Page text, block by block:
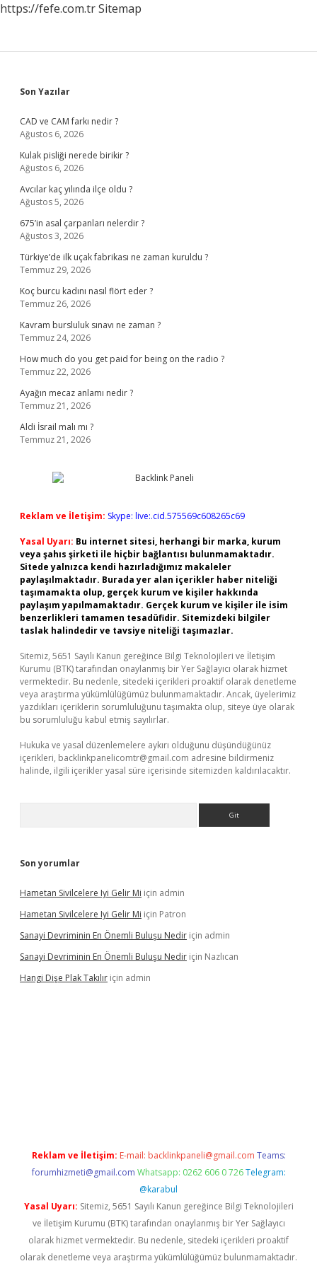
https://fefe.com.trSitemap
Sidebar
Son Yazılar
CAD ve CAM farkı nedir ?
Ağustos 6, 2026
Kulak pisliği nerede birikir ?
Ağustos 6, 2026
Avcılar kaç yılında ilçe oldu ?
Ağustos 5, 2026
675’in asal çarpanları nelerdir ?
Ağustos 3, 2026
Türkiye’de ilk uçak fabrikası ne zaman kuruldu ?
Temmuz 29, 2026
Koç burcu kadını nasıl flört eder ?
Temmuz 26, 2026
Kavram bursluluk sınavı ne zaman ?
Temmuz 24, 2026
How much do you get paid for being on the radio ?
Temmuz 22, 2026
Ayağın mecaz anlamı nedir ?
Temmuz 21, 2026
Aldi İsrail malı mı ?
Temmuz 21, 2026
Reklam ve İletişim: Skype: live:.cid.575569c608265c69
Yasal Uyarı: Bu internet sitesi, herhangi bir marka, kurum
veya şahıs şirketi ile hiçbir bağlantısı bulunmamaktadır.
Sitede yalnızca kendi hazırladığımız makaleler
paylaşılmaktadır. Burada yer alan içerikler haber niteliği
taşımamakta olup, gerçek kurum ve kişiler hakkında
paylaşım yapılmamaktadır. Gerçek kurum ve kişiler ile isim
benzerlikleri tamamen tesadüfidir. Sitemizdeki bilgiler
taslak halindedir ve tavsiye niteliği taşımazlar.
Sitemiz, 5651 Sayılı Kanun gereğince Bilgi Teknolojileri ve İletişim
Kurumu (BTK) tarafından onaylanmış bir Yer Sağlayıcı olarak hizmet
vermektedir. Bu nedenle, sitedeki içerikleri proaktif olarak denetleme
veya araştırma yükümlülüğümüz bulunmamaktadır. Ancak, üyelerimiz
yazdıkları içeriklerin sorumluluğunu taşımakta olup, siteye üye olarak
bu sorumluluğu kabul etmiş sayılırlar.
Hukuka ve yasal düzenlemelere aykırı olduğunu düşündüğünüz
içerikleri, backlinkpanelicomtr@gmail.com adresine bildirmeniz
halinde, ilgili içerikler yasal süre içerisinde sitemizden kaldırılacaktır.
Son yorumlar
Hametan Sivilcelere Iyi Gelir Mi için admin
Hametan Sivilcelere Iyi Gelir Mi için Patron
Sanayi Devriminin En Önemli Buluşu Nedir için admin
Sanayi Devriminin En Önemli Buluşu Nedir için Nazlıcan
Hangi Dişe Plak Takılır için admin
Reklam ve İletişim: E-mail: backlinkpaneli@gmail.com Teams:
forumhizmeti@gmail.com Whatsapp: 0262 606 0 726 Telegram:
@karabul
Yasal Uyarı: Sitemiz, 5651 Sayılı Kanun gereğince Bilgi Teknolojileri
ve İletişim Kurumu (BTK) tarafından onaylanmış bir Yer Sağlayıcı
olarak hizmet vermektedir. Bu nedenle, sitedeki içerikleri proaktif
olarak denetleme veya araştırma yükümlülüğümüz bulunmamaktadır.